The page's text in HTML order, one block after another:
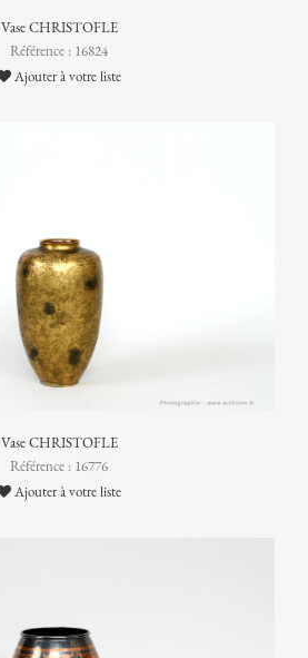
Vase CHRISTOFLE
Référence : 16824
Ajouter à votre liste
Vase CHRISTOFLE
Référence : 16776
Ajouter à votre liste